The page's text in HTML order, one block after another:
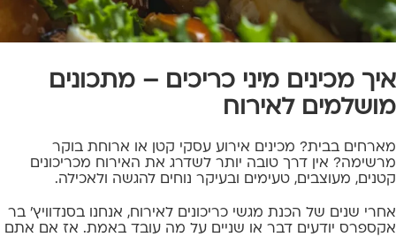
איך מכינים מיני כריכים – מתכונים
מושלמים לאירוח
מארחים בבית? מכינים אירוע עסקי קטן או ארוחת בוקר
מרשימה? אין דרך טובה יותר לשדרג את האירוח מכריכונים
קטנים, מעוצבים, טעימים ובעיקר נוחים להגשה ולאכילה.
אחרי שנים של הכנת מגשי כריכונים לאירוח, אנחנו בסנדוויץ' בר
אקספרס יודעים דבר או שניים על מה עובד באמת. אז אם אתם